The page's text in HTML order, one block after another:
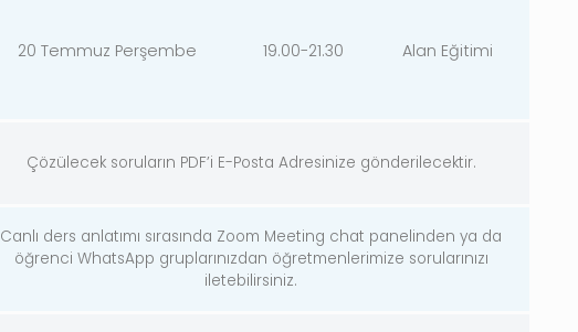
20 Temmuz Perşembe 19.00-21.30 Alan Eğitimi
Çözülecek soruların PDF’i E-Posta Adresinize gönderilecektir.
Canlı ders anlatımı sırasında Zoom Meeting chat panelinden ya da
öğrenci WhatsApp gruplarınızdan öğretmenlerimize sorularınızı
iletebilirsiniz.